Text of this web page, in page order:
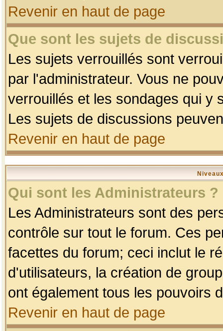
Revenir en haut de page
Que sont les sujets de
Les sujets verrouillés sont
par l'administrateur. Vous ne
verrouillés et les sondages qui y
Les sujets de discussions
Revenir en haut de page
Qui sont les Administrateurs ?
Les Administrateurs sont des
contrôle sur tout le forum. Ces
facettes du forum; ceci inclut le
d'utilisateurs, la création de
ont également tous les pouvoirs
Revenir en haut de page